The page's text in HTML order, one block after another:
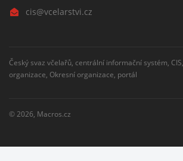
cis@vcelarstvi.cz
Český svaz včelařů, centrální informační systém,
organizace, Okresní organizace, portál
© 2026, Macros.cz